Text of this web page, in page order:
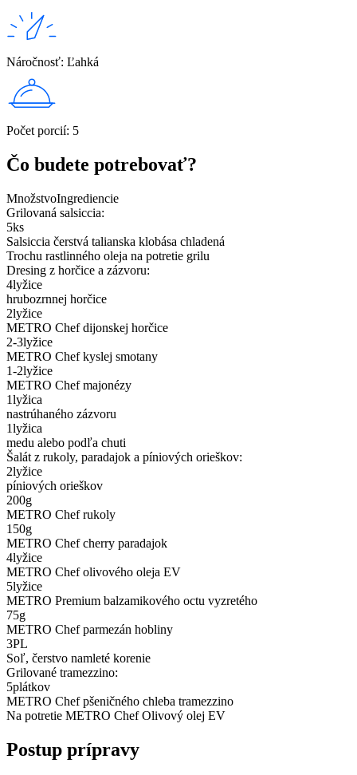
Náročnosť: Ľahká
Počet porcií: 5
Čo budete potrebovať?
MnožstvoIngrediencie
Grilovaná salsiccia:
5ks
Salsiccia čerstvá talianska klobása chladená
Trochu rastlinného oleja na potretie grilu
Dresing z horčice a zázvoru:
4lyžice
hrubozrnnej horčice
2lyžice
METRO Chef dijonskej horčice
2-3lyžice
METRO Chef kyslej smotany
1-2lyžice
METRO Chef majonézy
1lyžica
nastrúhaného zázvoru
1lyžica
medu alebo podľa chuti
Šalát z rukoly, paradajok a píniových orieškov:
2lyžice
píniových orieškov
200g
METRO Chef rukoly
150g
METRO Chef cherry paradajok
4lyžice
METRO Chef olivového oleja EV
5lyžice
METRO Premium balzamikového octu vyzretého
75g
METRO Chef parmezán hobliny
3PL
Soľ, čerstvo namleté korenie
Grilované tramezzino:
5plátkov
METRO Chef pšeničného chleba tramezzino
Na potretie METRO Chef Olivový olej EV
Postup prípravy